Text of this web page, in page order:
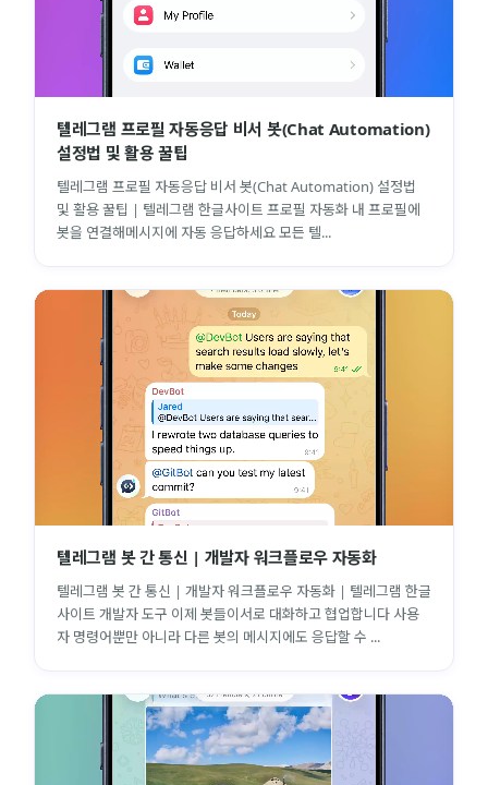
텔레그램 프로필 자동응답 비서 봇(Chat Automation)
설정법 및 활용 꿀팁
텔레그램 프로필 자동응답 비서 봇(Chat Automation) 설정법
및 활용 꿀팁 | 텔레그램 한글사이트 프로필 자동화 내 프로필에
봇을 연결해메시지에 자동 응답하세요 모든 텔...
텔레그램 봇 간 통신 | 개발자 워크플로우 자동화
텔레그램 봇 간 통신 | 개발자 워크플로우 자동화 | 텔레그램 한글
사이트 개발자 도구 이제 봇들이서로 대화하고 협업합니다 사용
자 명령어뿐만 아니라 다른 봇의 메시지에도 응답할 수 ...